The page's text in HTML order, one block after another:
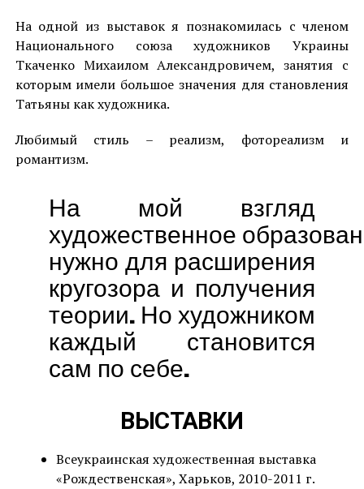
На одной из выставок я познакомилась с членом
Национального союза художников Украины
Ткаченко Михаилом Александровичем, занятия с
которым имели большое значения для становления
Татьяны как художника.
Любимый стиль – реализм, фотореализм и
романтизм.
На мой взгляд
художественное
нужно для расширения
кругозора и получения
теории. Но художником
каждый становится
сам по себе.
ВЫСТАВКИ
Всеукраинская художественная выставка
«Рождественская», Харьков, 2010-2011 г.